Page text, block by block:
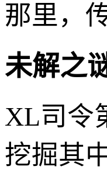
那里，
未解之
XL司令
挖掘其